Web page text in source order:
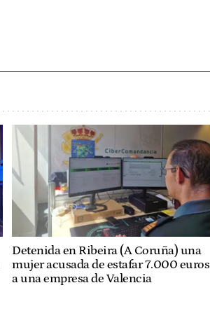
Detenida en Ribeira (A Coruña) una
mujer acusada de estafar 7.000 euros
a una empresa de Valencia